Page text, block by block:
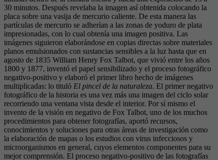
30 minutos. Después revelaba la imagen así obtenida colocando la
placa sobre una vasija de mercurio caliente. De esta manera las
partículas de mercurio se adherían a las zonas de yoduro de plata
impresionadas, con lo cual obtenía una imagen positiva. Las
imágenes siguieron elaborándose en copias directas sobre materiales
planos emulsionados con sustancias sensibles a la luz hasta que en
agosto de 1835 William Henry Fox Talbot, que vivió entre los años
1800 y 1877, inventó el papel sensibilizado y el proceso fotográfico
negativo-positivo y elaboró el primer libro hecho de imágenes
multiplicadas: lo tituló El pincel de la naturaleza. El primer negativo
fotográfico de la historia es una vez más una imagen del ciclo solar
recorriendo una ventana vista desde el interior. Por sí mismo el
invento de la visión en negativo de Fox Talbot, uno de los muchos
procedimientos para obtener fotografías, aportó recursos,
conocimientos y soluciones para otras áreas de investigación como
la elaboración de mapas o los estudios con virus infecciosos y
microorganismos en general, cuyos elementos componentes para su
mejor comprensión. El proceso negativo-positivo de las fotografías